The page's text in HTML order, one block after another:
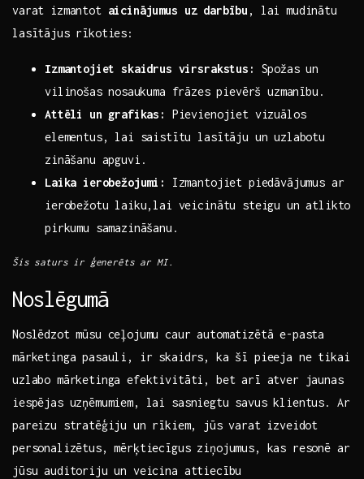
varat izmantot aicinājumus uz darbību , lai mudinātu
lasītājus rīkoties:
Izmantojiet skaidrus virsrakstus:
Spožas‍ un
vilinošas ⁣nosaukuma frāzes⁤ pievērš uzmanību.
Attēli un grafikas:
Pievienojiet vizuālos
elementus, lai saistītu lasītāju un uzlabotu
zināšanu apguvi.
Laika ierobežojumi:
Izmantojiet piedāvājumus ar
ierobežotu laiku,lai veicinātu steigu un atlikto
pirkumu samazināšanu.
Šis saturs ir ģenerēts ar MI.
Noslēgumā
Noslēdzot mūsu ceļojumu caur automatizētā e-pasta
mārketinga pasauli, ir skaidrs, ka šī pieeja ne tikai
uzlabo mārketinga efektivitāti, bet arī atver jaunas
iespējas uzņēmumiem, lai sasniegtu​ savus klientus. Ar‍
pareizu stratēģiju un⁣ rīkiem, jūs varat izveidot
personalizētus, mērķtiecīgus ziņojumus, kas resonē ar
jūsu auditoriju un veicina attiecību